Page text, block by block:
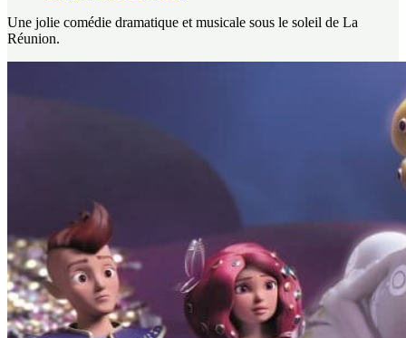
Une jolie comédie dramatique et musicale sous le soleil de La
Réunion.